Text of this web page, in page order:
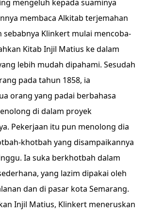
mengeluh kepada suaminya
membaca Alkitab terjemahan
sebabnya Klinkert mulai mencoba-
Kitab Injil Matius ke dalam
lebih mudah dipahami. Sesudah
pada tahun 1858, ia
orang yang padai berbahasa
di dalam proyek
Pekerjaan itu pun menolong dia
khotbah yang disampaikannya
Ia suka berkhotbah dalam
yang lazim dipakai oleh
dan di pasar kota Semarang.
Injil Matius, Klinkert meneruskan